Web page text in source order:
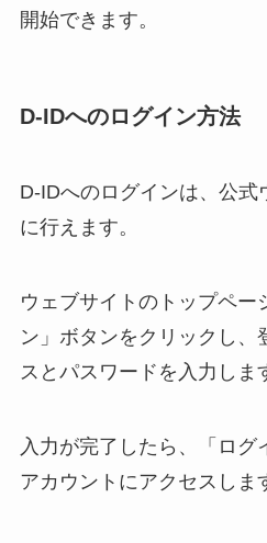
開始できます。
D-IDへのログイン方法
D-IDへのログインは、公式
に行えます。
ウェブサイトのトップペー
ン」ボタンをクリックし、
スとパスワードを入力しま
入力が完了したら、「ログ
アカウントにアクセスしま